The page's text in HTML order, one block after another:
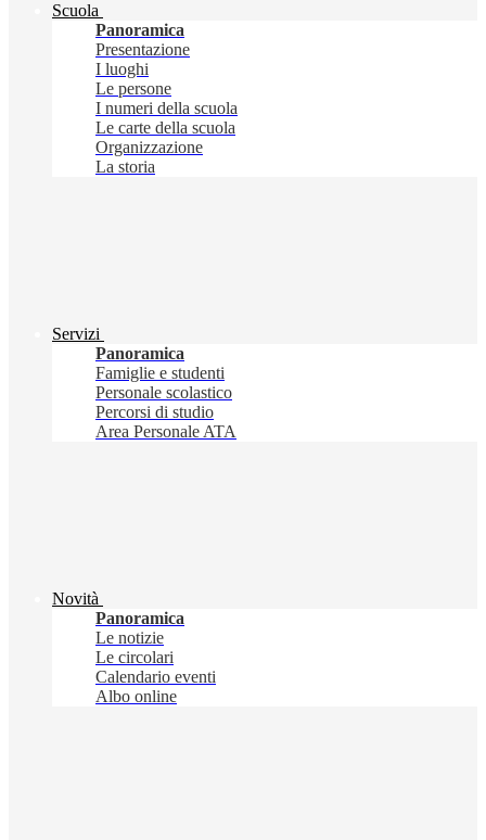
Scuola
Panoramica
Presentazione
I luoghi
Le persone
I numeri della scuola
Le carte della scuola
Organizzazione
La storia
Servizi
Panoramica
Famiglie e studenti
Personale scolastico
Percorsi di studio
Area Personale ATA
Novità
Panoramica
Le notizie
Le circolari
Calendario eventi
Albo online